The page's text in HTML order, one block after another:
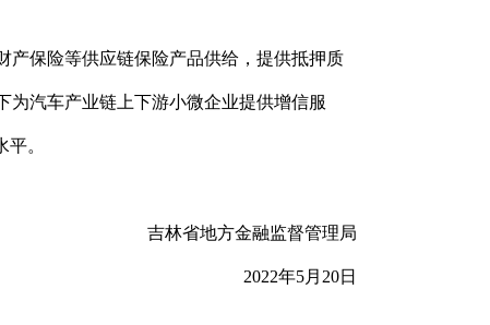
产保险等供应链保险产品供给，提供抵押质
汽车产业链上下游小微企业提供增信服
。
吉林省地方金融监督管理局
2022年5月20日